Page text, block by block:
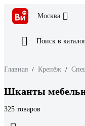
Москва
Поиск в
Главная / Крепёж /
Шканты
325 товаров